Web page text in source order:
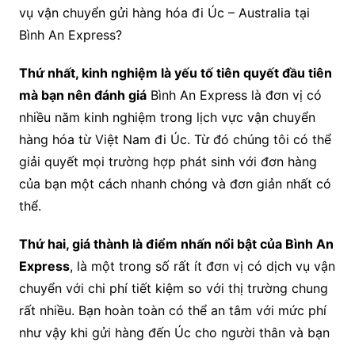
vụ vận chuyển gửi hàng hóa đi Úc – Australia tại
Bình An Express?
Thứ nhất, kinh nghiệm là yếu tố tiên quyết đầu tiên
mà bạn nên đánh giáBình An Express là đơn vị có
nhiều năm kinh nghiệm trong lịch vực vận chuyển
hàng hóa từ Việt Nam đi Úc. Từ đó chúng tôi có thể
giải quyết mọi trường hợp phát sinh với đơn hàng
của bạn một cách nhanh chóng và đơn giản nhất có
thể.
Thứ hai, giá thành là điểm nhấn nổi bật của Bình An
Express, là một trong số rất ít đơn vị có dịch vụ vận
chuyển với chi phí tiết kiệm so với thị trường chung
rất nhiều. Bạn hoàn toàn có thể an tâm với mức phí
như vậy khi gửi hàng đến Úc cho người thân và bạn